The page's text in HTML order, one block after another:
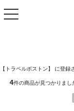
navigation
【トラベルボストン】 に登録
4件の商品が見つかりまし